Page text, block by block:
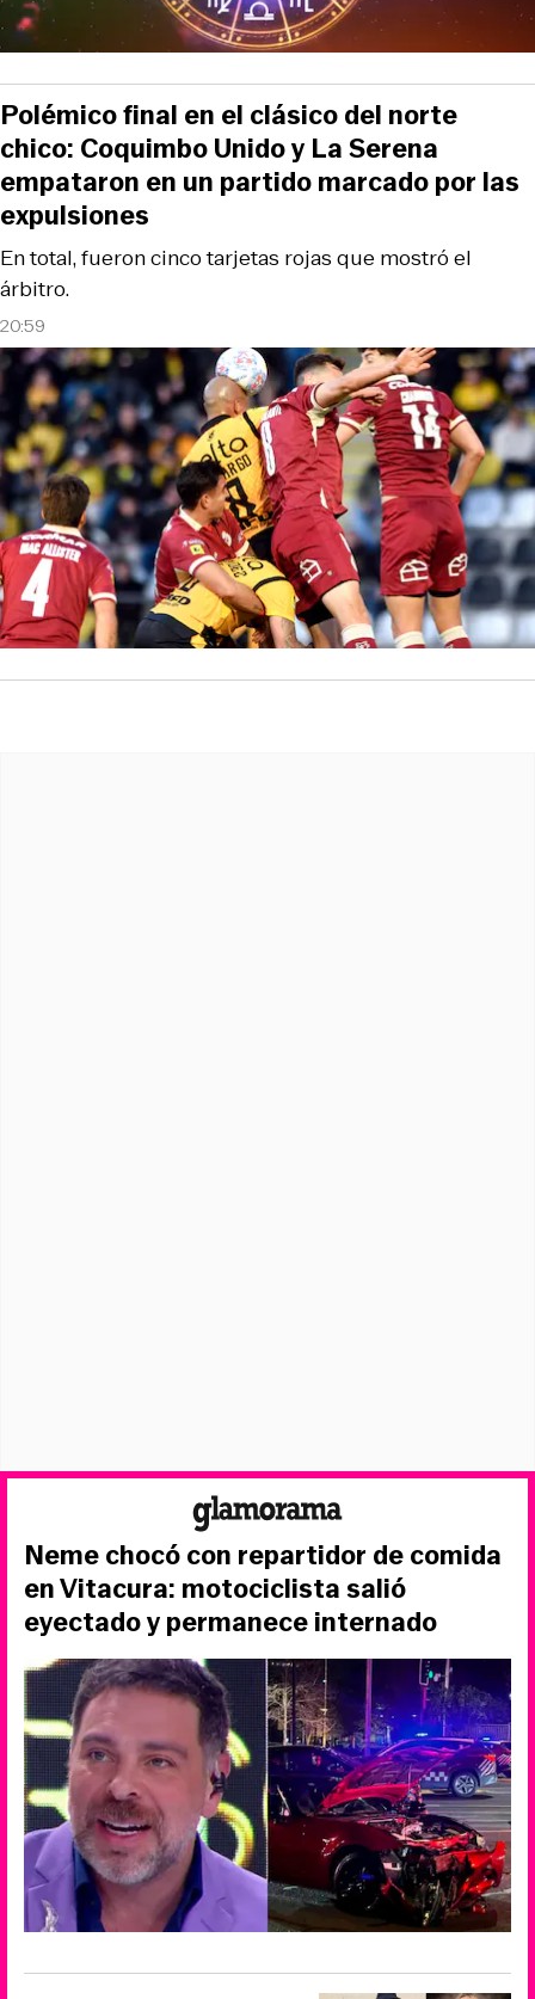
20:59
En total, fueron cinco tarjetas rojas que mostró el
árbitro.
Polémico final en el clásico del norte
chico: Coquimbo Unido y La Serena
empataron en un partido marcado por las
expulsiones
Neme chocó con repartidor de comida
en Vitacura: motociclista salió
eyectado y permanece internado